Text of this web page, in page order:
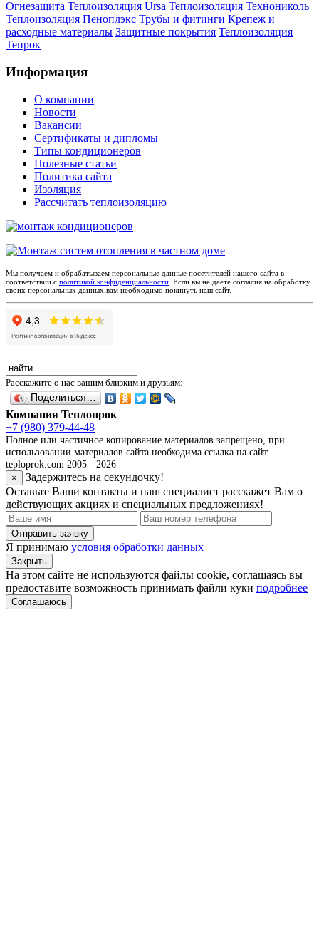
Огнезащита Теплоизоляция Ursa Теплоизоляция Технониколь
Теплоизоляция Пеноплэкс Трубы и фитинги Крепеж и
расходные материалы Защитные покрытия Теплоизоляция
Тепрок
Информация
О компании
Новости
Вакансии
Сертификаты и дипломы
Типы кондиционеров
Полезные статьи
Политика сайта
Изоляция
Рассчитать теплоизоляцию
Мы получаем и обрабатываем персональные данные посетителей нашего сайта в
соответствии с политикой конфиденциальности . Если вы не даете согласия на обработку
своих персональных данных,вам необходимо покинуть наш сайт.
Расскажите о нас вашим близким и друзьям:
Поделиться…
Компания Теплопрок
+7 (980) 379-44-48
Полное или частичное копирование материалов запрещено, при
использовании материалов сайта необходима ссылка на сайт
teploprok.com 2005 - 2026
×
Задержитесь на секундочку!
Оставьте Ваши контакты и наш специалист расскажет Вам о
действующих акциях и специальных предложениях!
Отправить заявку
Я принимаю условия обработки данных
Закрыть
На этом сайте не используются файлы cookie, соглашаясь вы
предоставите возможность принимать файли куки подробнее
Соглашаюсь